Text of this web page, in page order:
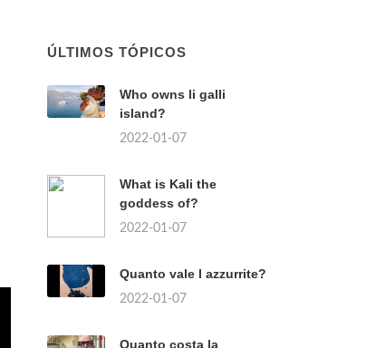
ÚLTIMOS TÓPICOS
Who owns li galli
island?
2022-01-07
What is Kali the
goddess of?
2022-01-07
Quanto vale l azzurrite?
2022-01-07
Quanto costa la